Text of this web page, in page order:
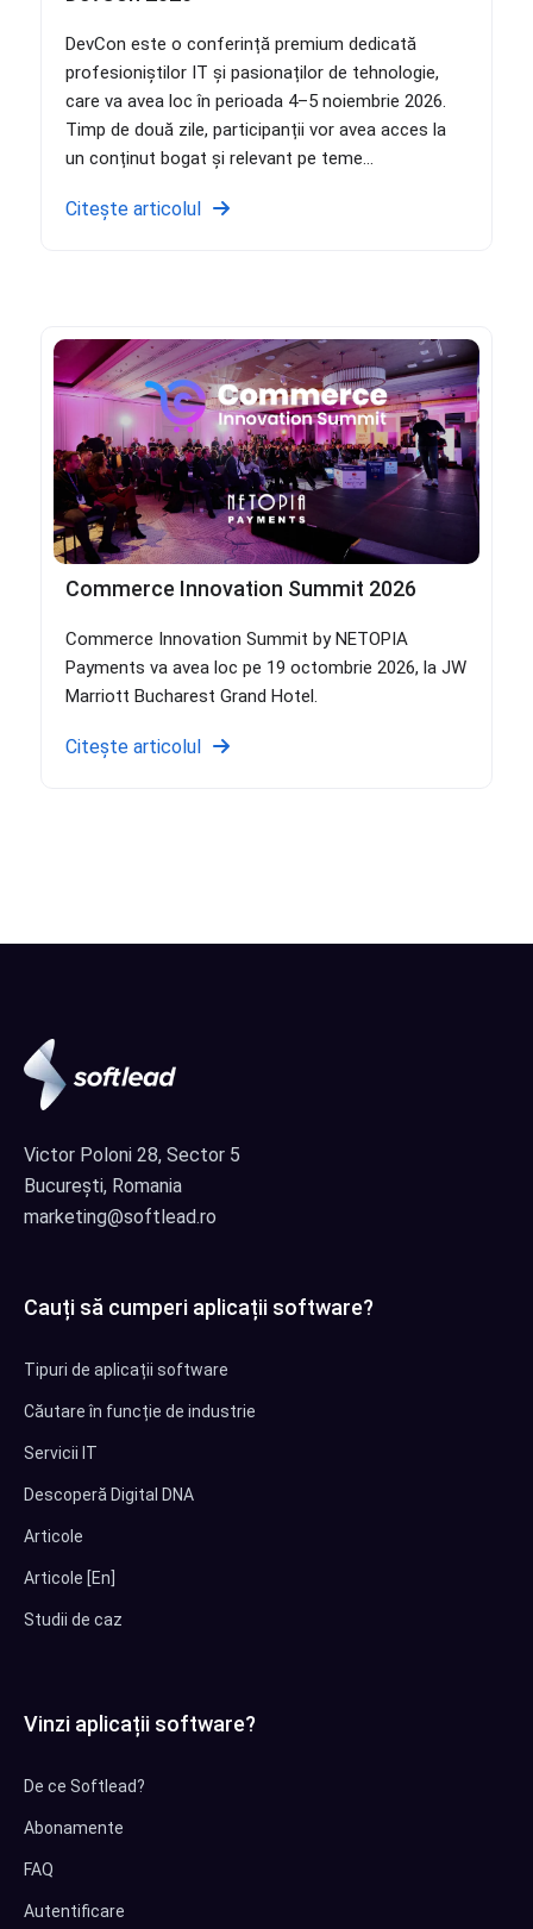
DevCon este o conferință premium dedicată
profesioniștilor IT și pasionaților de tehnologie,
care va avea loc în perioada 4–5 noiembrie 2026.
Timp de două zile, participanții vor avea acces la
un conținut bogat și relevant pe teme...
Citește articolul
Commerce Innovation Summit 2026
Commerce Innovation Summit by NETOPIA
Payments va avea loc pe 19 octombrie 2026, la JW
Marriott Bucharest Grand Hotel.
Citește articolul
Victor Poloni 28, Sector 5
București, Romania
marketing@softlead.ro
Cauți să cumperi aplicații software?
Tipuri de aplicații software
Căutare în funcție de industrie
Servicii IT
Descoperă Digital DNA
Articole
Articole [En]
Studii de caz
Vinzi aplicații software?
De ce Softlead?
Abonamente
FAQ
Autentificare